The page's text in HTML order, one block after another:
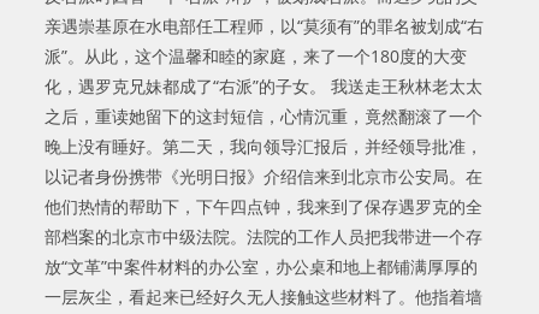
亲遇崇基原在水电部任工程师，以“莫须有”的罪名被划成“右
派”。从此，这个温馨和睦的家庭，来了一个180度的大变
化，遇罗克兄妹都成了“右派”的子女。 我送走王秋林老太太
之后，重读她留下的这封短信，心情沉重，竟然翻滚了一个
晚上没有睡好。第二天，我向领导汇报后，并经领导批准，
以记者身份携带《光明日报》介绍信来到北京市公安局。在
他们热情的帮助下，下午四点钟，我来到了保存遇罗克的全
部档案的北京市中级法院。法院的工作人员把我带进一个存
放“文革”中案件材料的办公室，办公桌和地上都铺满厚厚的
一层灰尘，看起来已经好久无人接触这些材料了。他指着墙